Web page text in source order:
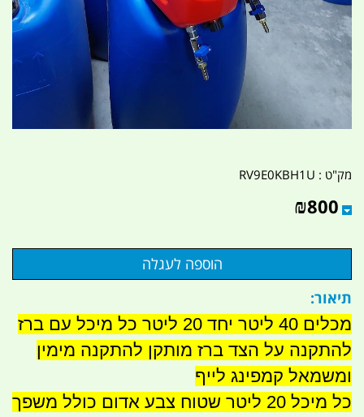
מק"ט : RV9E0KBH1U
₪800
תיאור:
מכלים 40 ליטר יחד 20 ליטר כל מיכל עם ברז
להתקנה על הצד ברז מותקן להתקנה מימין
ומשמאל קמפינג לייף
כל מיכל 20 ליטר שטוח צבע אדום כולל משפך